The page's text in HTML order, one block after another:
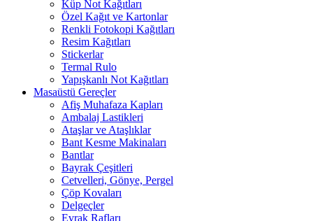
Küp Not Kağıtları
Özel Kağıt ve Kartonlar
Renkli Fotokopi Kağıtları
Resim Kağıtları
Stickerlar
Termal Rulo
Yapışkanlı Not Kağıtları
Masaüstü Gereçler
Afiş Muhafaza Kapları
Ambalaj Lastikleri
Ataşlar ve Ataşlıklar
Bant Kesme Makinaları
Bantlar
Bayrak Çeşitleri
Cetvelleri, Gönye, Pergel
Çöp Kovaları
Delgeçler
Evrak Rafları